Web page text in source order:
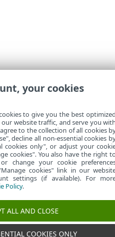
your cookies
to give you the best
our website traffic, and serve you
to the collection of all cookies
decline all non-essential cookies
cookies only", or adjust your
cookies". You also have the right
change your cookie
cookies" link in our
settings (if available). For
Policy.
ALL AND CLOSE
COOKIES ONLY